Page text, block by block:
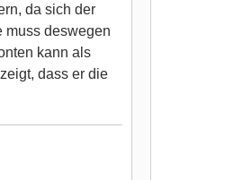
da sich der
muss deswegen
kann als
dass er die